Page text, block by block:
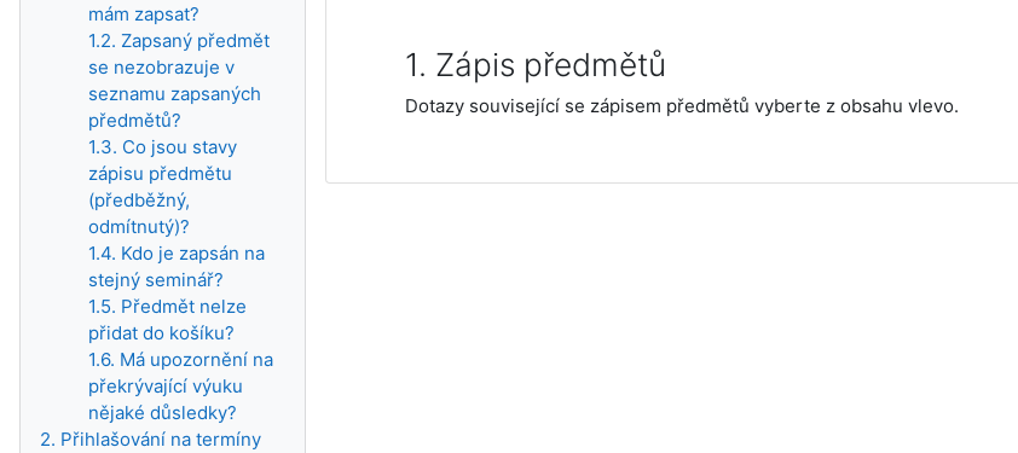
1. Zápis předmětů
Dotazy související se zápisem předmětů vyberte z obsahu vlevo.
mám zapsat?
1.2. Zapsaný předmět
se nezobrazuje v
seznamu zapsaných
předmětů?
1.3. Co jsou stavy
zápisu předmětu
(předběžný,
odmítnutý)?
1.4. Kdo je zapsán na
stejný seminář?
1.5. Předmět nelze
přidat do košíku?
1.6. Má upozornění na
překrývající výuku
nějaké důsledky?
2. Přihlašování na termíny